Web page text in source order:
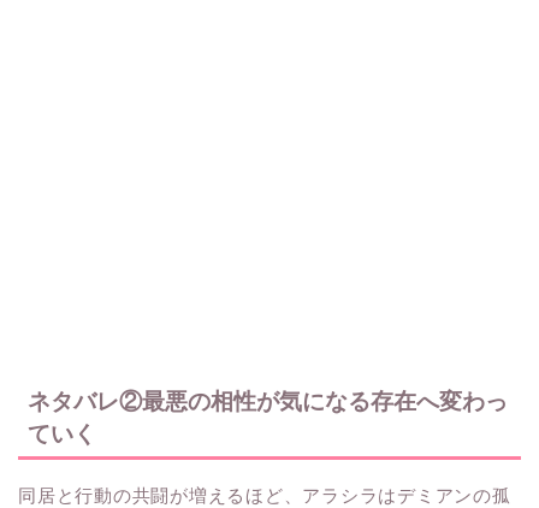
ネタバレ②最悪の相性が気になる存在へ変わっ
ていく
同居と行動の共闘が増えるほど、アラシラはデミアンの孤